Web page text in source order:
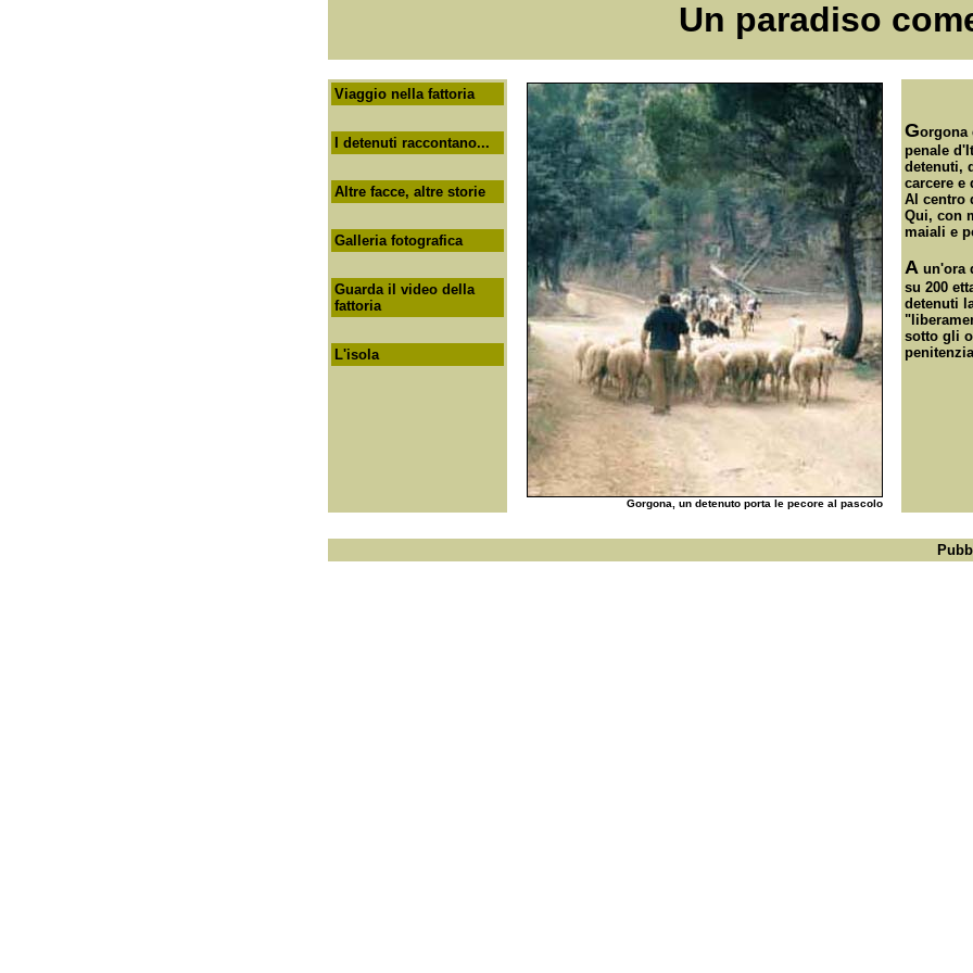
Un paradiso
Viaggio nella fattoria
I detenuti raccontano...
Altre facce, altre storie
Galleria fotografica
Guarda il video della
fattoria
L'isola
Gorgona, un detenuto porta le pecore al pascolo
Gorgona
penale
detenuti,
carcere e
Al centro
Qui, con
maiali e
A un'ora
su 200
detenuti
sotto gli